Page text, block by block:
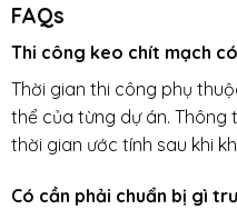
FAQs
Thi công keo chít mạch
Thời gian thi công phụ
thể của từng dự án. Thông
thời gian ước tính sau khi
Có cần phải chuẩn bị gì